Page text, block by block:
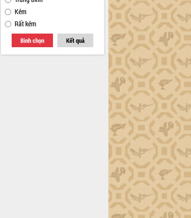
Kém
Rất kém
Bình chọn Kết quả